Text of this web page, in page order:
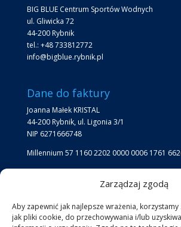
Zarządzaj zgodą
Aby zapewnić jak najlepsze wrażenia,
jak pliki cookie, do przechowywania i/lub
BIG BLUE Centrum Sportów Wodnych
ul. Gliwicka 72
44-200 Rybnik
tel.: +48 733812772
info@bigblue.rybnik.pl
Dane do faktury
Joanna Małek KRISTAL
44-200 Rybnik, ul. Ligonia 3/1
NIP 6271666748
Millennium 57 1160 2202 0000 0006 1761
Lokalizacja Big Blue:
jezioro przy kąpielisku Ruda